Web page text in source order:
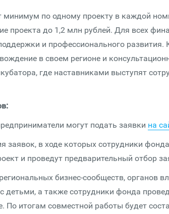
минимум по одному проекту в каждой
проекта до 1,2 млн рублей. Для всех
и профессионального развития.
в своем регионе и
где наставниками выступят
могут подать заявки на
заявок, в ходе которых сотрудники
и проведут предварительный отбор
бизнес-сообществ, органов
а также сотрудники фонда
итогам совместной работы будет